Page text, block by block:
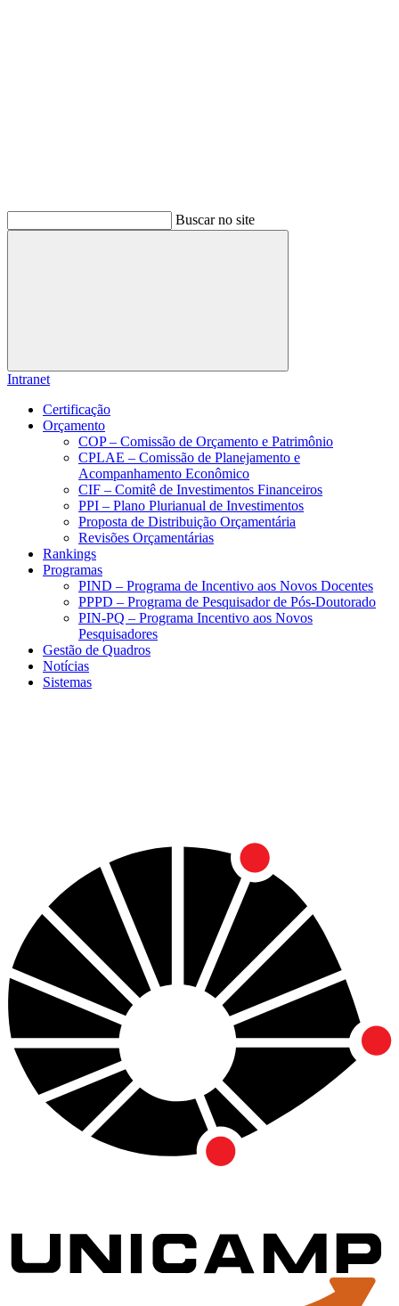
Buscar no site
Buscar
Intranet
Certificação
Orçamento
COP – Comissão de Orçamento e Patrimônio
CPLAE – Comissão de Planejamento e
Acompanhamento Econômico
CIF – Comitê de Investimentos Financeiros
PPI – Plano Plurianual de Investimentos
Proposta de Distribuição Orçamentária
Revisões Orçamentárias
Rankings
Programas
PIND – Programa de Incentivo aos Novos Docentes
PPPD – Programa de Pesquisador de Pós-Doutorado
PIN-PQ – Programa Incentivo aos Novos
Pesquisadores
Gestão de Quadros
Notícias
Sistemas